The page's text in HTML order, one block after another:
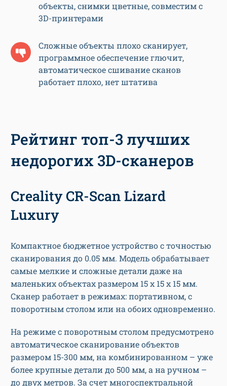
объекты, снимки цветные, совместим с
3D-принтерами
Сложные объекты плохо сканирует,
программное обеспечение глючит,
автоматическое сшивание сканов
работает плохо, нет штатива
Рейтинг топ-3 лучших
недорогих 3D-сканеров
Creality CR-Scan Lizard
Luxury
Компактное бюджетное устройство с точностью
сканирования до 0.05 мм. Модель обрабатывает
самые мелкие и сложные детали даже на
маленьких объектах размером 15 х 15 х 15 мм.
Сканер работает в режимах: портативном, с
поворотным столом или на обоих одновременно.
На режиме с поворотным столом предусмотрено
автоматическое сканирование объектов
размером 15-300 мм, на комбинированном – уже
более крупные детали до 500 мм, а на ручном –
до двух метров. За счет многоспектральной